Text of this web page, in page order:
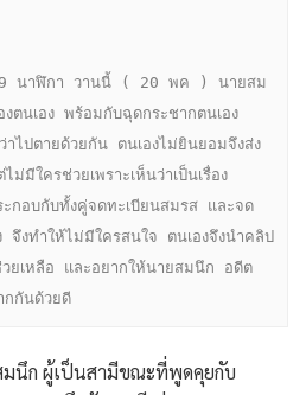
นเอง พร้อมกับฉุดกระชากตนเอง
าไปตายด้วยกัน ตนเองไม่ยินยอมจึงส่ง
ม่มีใครช่วยเพราะเห็นว่าเป็นเรื่อง
กอบกับทั้งคู่จดทะเบียนสมรส และจด
งทำให้ไม่มีใครสนใจ ตนเองจึงนำคลิป
วยเหลือ และอยากให้นายสมนึก อดีต
กันด้วยดี
มนึก ผู้เป็นสามีขณะที่พูดคุยกับ